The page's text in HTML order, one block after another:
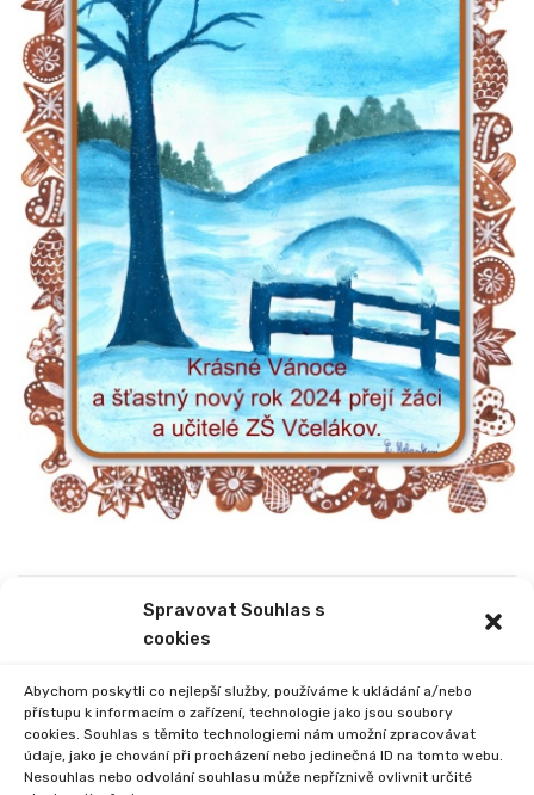
Spravovat Souhlas s
cookies
Abychom poskytli co nejlepší služby, používáme k ukládání a/nebo
přístupu k informacím o zařízení, technologie jako jsou soubory
cookies. Souhlas s těmito technologiemi nám umožní zpracovávat
údaje, jako je chování při procházení nebo jedinečná ID na tomto webu.
Nesouhlas nebo odvolání souhlasu může nepříznivě ovlivnit určité
TAKTICKÉ CVIČENÍ